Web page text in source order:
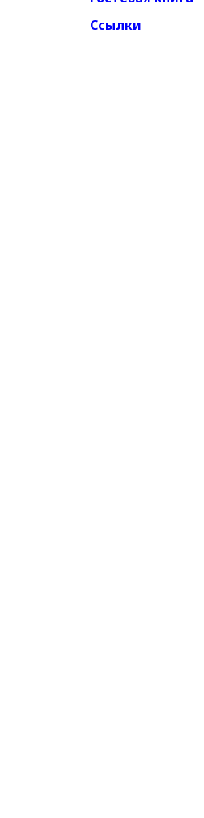
Ссылки